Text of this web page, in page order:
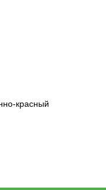
красный